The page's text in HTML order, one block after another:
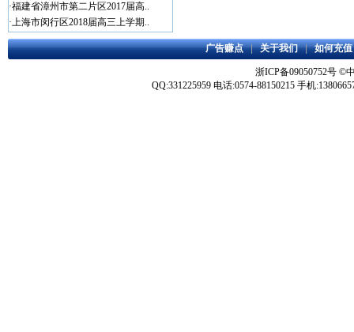
·福建省漳州市第二片区2017届高..
·上海市闵行区2018届高三上学期..
广告赚点|关于我们|如何充值
浙ICP备09050752号 ©
QQ:331225959 电话:0574-88150215 手机